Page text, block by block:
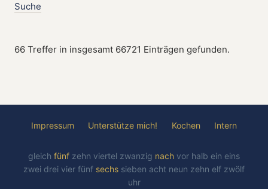
Suche
66 Treffer in insgesamt 66721 Einträgen gefunden.
Impressum Unterstütze mich! Kochen Intern
gleich fünf zehn viertel zwanzig nach vor halb ein eins
zwei drei vier fünf sechs sieben acht neun zehn elf zwölf
uhr